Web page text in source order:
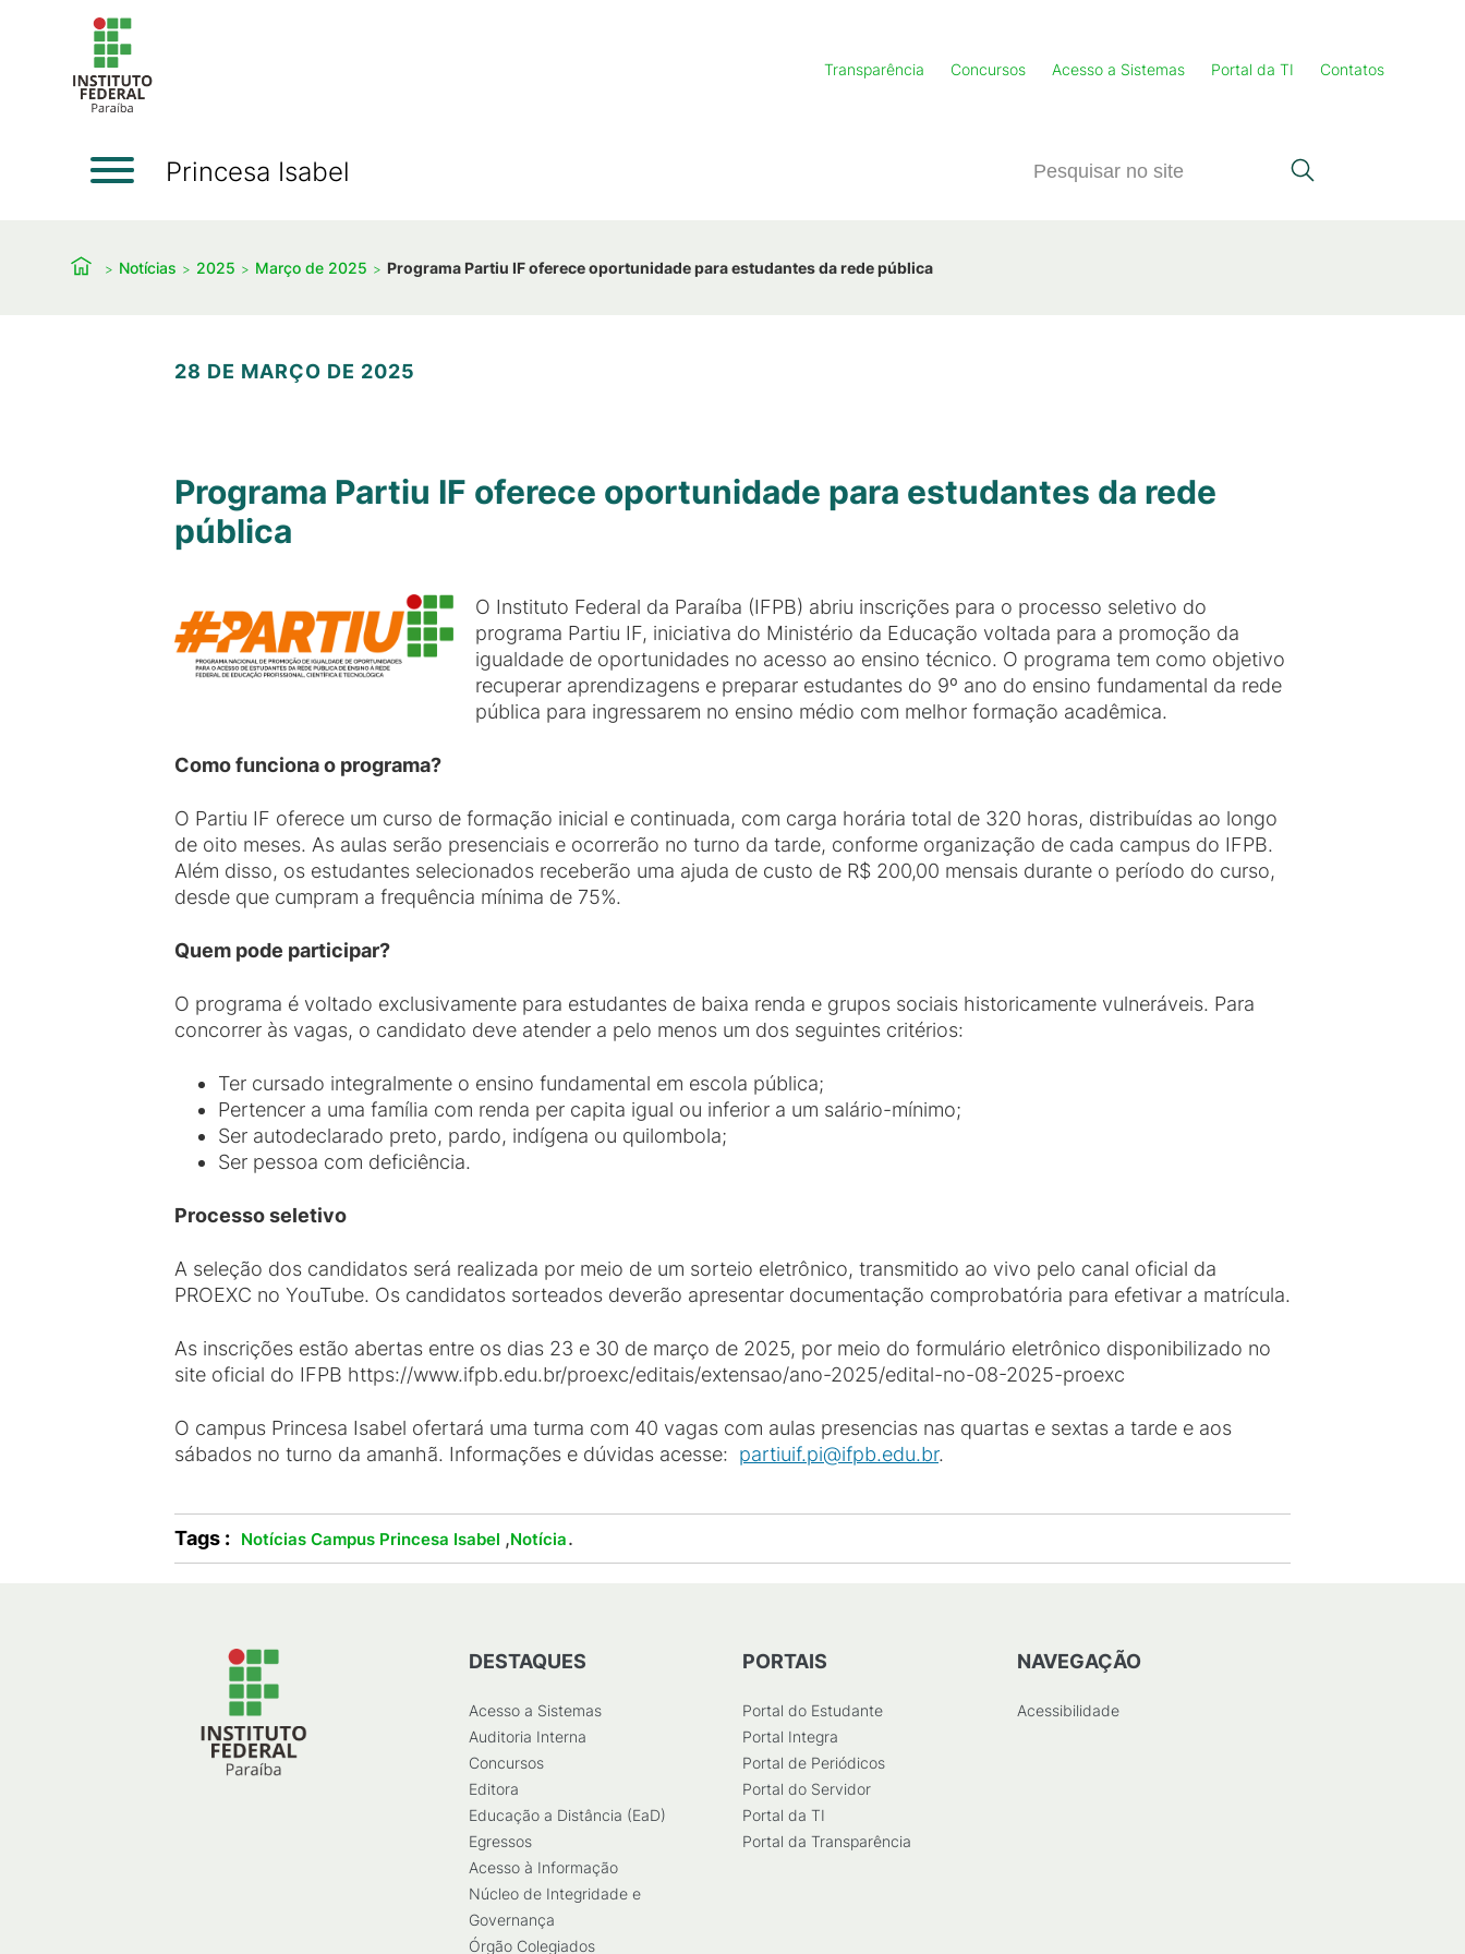
Transparência Concursos Acesso a Sistemas Portal da TI Contatos
Princesa Isabel
Notícias 2025 Março de 2025 Programa Partiu IF oferece oportunidade para estudantes da rede pública
28 DE MARÇO DE 2025
Programa Partiu IF oferece oportunidade para estudantes da rede
pública
O Instituto Federal da Paraíba (IFPB) abriu inscrições para o processo seletivo do
programa Partiu IF, iniciativa do Ministério da Educação voltada para a promoção da
igualdade de oportunidades no acesso ao ensino técnico. O programa tem como objetivo
recuperar aprendizagens e preparar estudantes do 9º ano do ensino fundamental da rede
pública para ingressarem no ensino médio com melhor formação acadêmica.
Como funciona o programa?
O Partiu IF oferece um curso de formação inicial e continuada, com carga horária total de 320 horas, distribuídas ao longo
de oito meses. As aulas serão presenciais e ocorrerão no turno da tarde, conforme organização de cada campus do IFPB.
Além disso, os estudantes selecionados receberão uma ajuda de custo de R$ 200,00 mensais durante o período do curso,
desde que cumpram a frequência mínima de 75%.
Quem pode participar?
O programa é voltado exclusivamente para estudantes de baixa renda e grupos sociais historicamente vulneráveis. Para
concorrer às vagas, o candidato deve atender a pelo menos um dos seguintes critérios:
Ter cursado integralmente o ensino fundamental em escola pública;
Pertencer a uma família com renda per capita igual ou inferior a um salário-mínimo;
Ser autodeclarado preto, pardo, indígena ou quilombola;
Ser pessoa com deficiência.
Processo seletivo
A seleção dos candidatos será realizada por meio de um sorteio eletrônico, transmitido ao vivo pelo canal oficial da
PROEXC no YouTube. Os candidatos sorteados deverão apresentar documentação comprobatória para efetivar a matrícula.
As inscrições estão abertas entre os dias 23 e 30 de março de 2025, por meio do formulário eletrônico disponibilizado no
site oficial do IFPB https://www.ifpb.edu.br/proexc/editais/extensao/ano-2025/edital-no-08-2025-proexc
O campus Princesa Isabel ofertará uma turma com 40 vagas com aulas presencias nas quartas e sextas a tarde e aos
sábados no turno da amanhã. Informações e dúvidas acesse: partiuif.pi@ifpb.edu.br.
Tags : Notícias Campus Princesa Isabel ,Notícia.
DESTAQUES
Acesso a Sistemas
Auditoria Interna
Concursos
Editora
Educação a Distância (EaD)
Egressos
Acesso à Informação
Núcleo de Integridade e
Governança
Órgão Colegiados
PORTAIS
Portal do Estudante
Portal Integra
Portal de Periódicos
Portal do Servidor
Portal da TI
Portal da Transparência
NAVEGAÇÃO
Acessibilidade